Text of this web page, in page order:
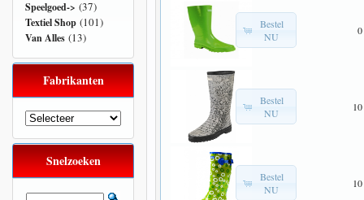
Bestel
NU
0
Bestel
NU
10
Bestel
NU
10
Speelgoed-> (37)
Textiel Shop (101)
Van Alles (13)
Fabrikanten
Snelzoeken